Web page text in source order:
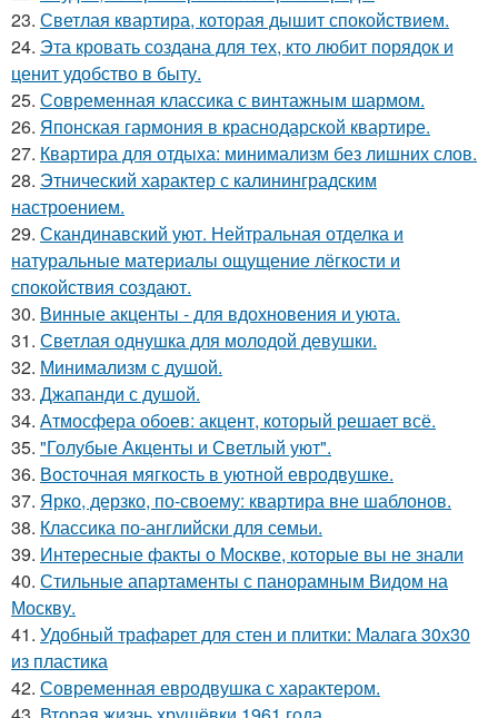
23. Светлая квартира, которая дышит спокойствием.
24. Эта кровать создана для тех, кто любит порядок и
ценит удобство в быту.
25. Современная классика с винтажным шармом.
26. Японская гармония в краснодарской квартире.
27. Квартира для отдыха: минимализм без лишних слов.
28. Этнический характер с калининградским
настроением.
29. Скандинавский уют. Нейтральная отделка и
натуральные материалы ощущение лёгкости и
спокойствия создают.
30. Винные акценты - для вдохновения и уюта.
31. Светлая однушка для молодой девушки.
32. Минимализм с душой.
33. Джапанди с душой.
34. Атмосфера обоев: акцент, который решает всё.
35. "Голубые Акценты и Светлый уют".
36. Восточная мягкость в уютной евродвушке.
37. Ярко, дерзко, по-своему: квартира вне шаблонов.
38. Классика по-английски для семьи.
39. Интересные факты о Москве, которые вы не знали
40. Стильные апартаменты с панорамным Видом на
Москву.
41. Удобный трафарет для стен и плитки: Малага 30х30
из пластика
42. Современная евродвушка с характером.